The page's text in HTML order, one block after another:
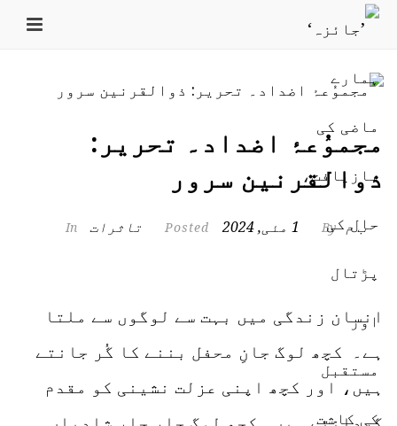
مجموُعۂ اضداد۔ تحریر:
ذوالقرنین سرور
By ب م 1 مئی, 2024 تاثرات
انسان زندگی میں بہت سے لوگوں سے ملتا
ہے۔ کچھ لوگ جانِ محفل بننے کا گُر جانتے
ہیں، اور کچھ اپنی عزلت نشینی کو مقدم